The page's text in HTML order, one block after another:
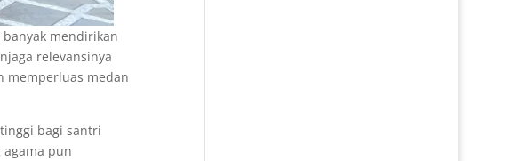
mendirikan
relevansinya
memperluas medan
bagi santri
pun